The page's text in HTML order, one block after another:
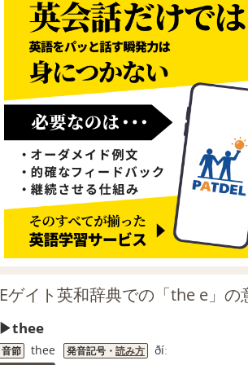
Eゲイト英和辞典での「the e」の
thee
音節 thee 発音記号・ 読み方 ðíː